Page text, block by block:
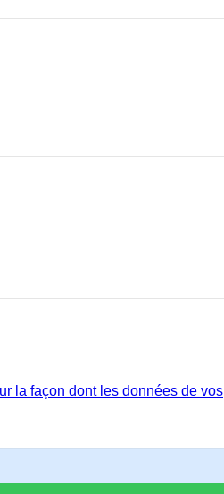
la façon dont les données de vos